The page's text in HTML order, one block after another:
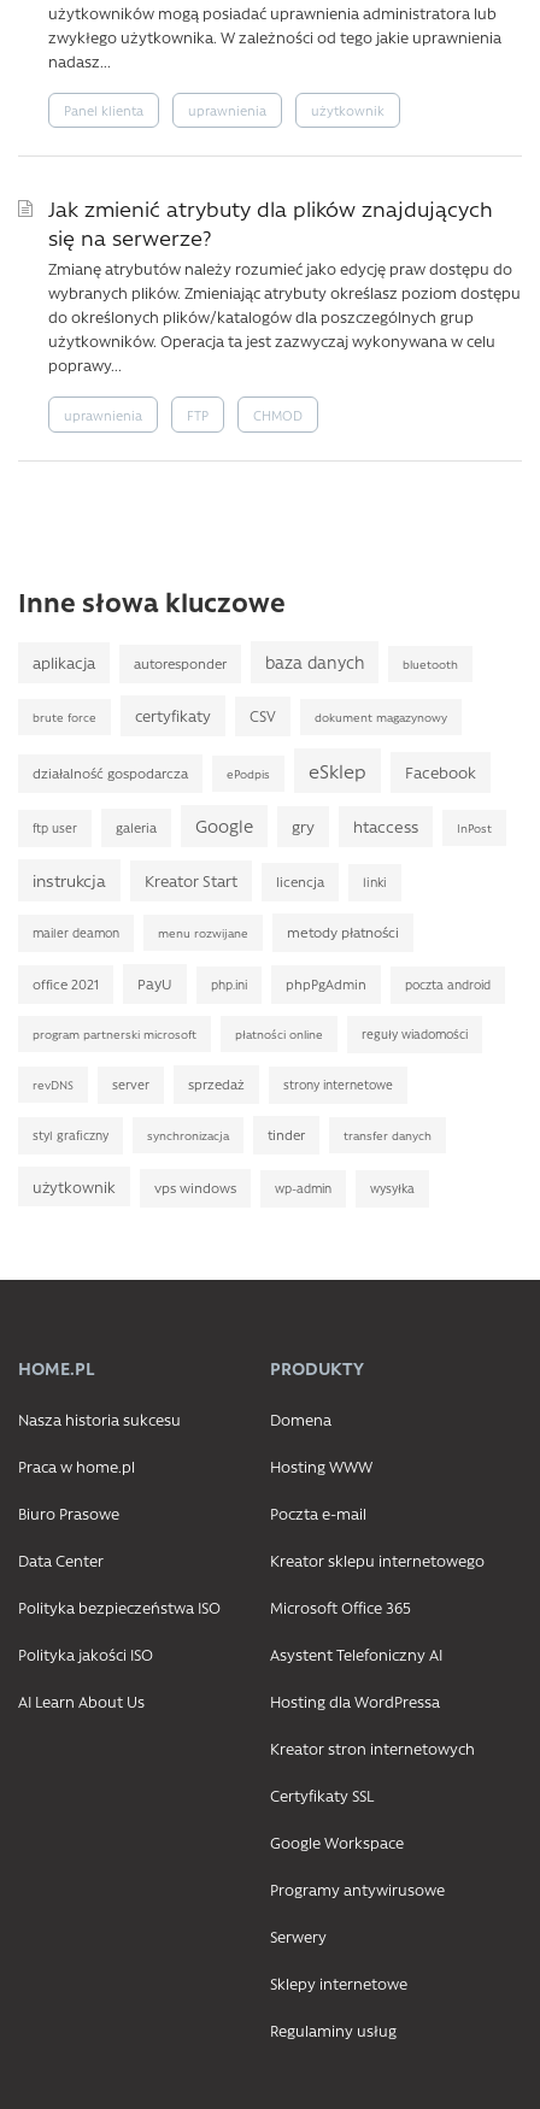
użytkowników mogą posiadać uprawnienia administratora lub
zwykłego użytkownika. W zależności od tego jakie uprawnienia
nadasz...
Panel klienta uprawnienia użytkownik
Jak zmienić atrybuty dla plików znajdujących
się na serwerze?
Zmianę atrybutów należy rozumieć jako edycję praw dostępu do
wybranych plików. Zmieniając atrybuty określasz poziom dostępu
do określonych plików/katalogów dla poszczególnych grup
użytkowników. Operacja ta jest zazwyczaj wykonywana w celu
poprawy...
uprawnienia FTP CHMOD
Inne słowa kluczowe
aplikacja autoresponder baza danych bluetooth
brute force certyfikaty CSV dokument magazynowy
działalność gospodarcza ePodpis eSklep Facebook
ftp user galeria Google gry htaccess InPost
instrukcja Kreator Start licencja linki
mailer deamon menu rozwijane metody płatności
office 2021 PayU php.ini phpPgAdmin poczta android
program partnerski microsoft płatności online reguły wiadomości
revDNS server sprzedaż strony internetowe
styl graficzny synchronizacja tinder transfer danych
użytkownik vps windows wp-admin wysyłka
HOME.PL
Nasza historia sukcesu
Praca w home.pl
Biuro Prasowe
Data Center
Polityka bezpieczeństwa ISO
Polityka jakości ISO
AI Learn About Us
PRODUKTY
Domena
Hosting WWW
Poczta e-mail
Kreator sklepu internetowego
Microsoft Office 365
Asystent Telefoniczny AI
Hosting dla WordPressa
Kreator stron internetowych
Certyfikaty SSL
Google Workspace
Programy antywirusowe
Serwery
Sklepy internetowe
Regulaminy usług